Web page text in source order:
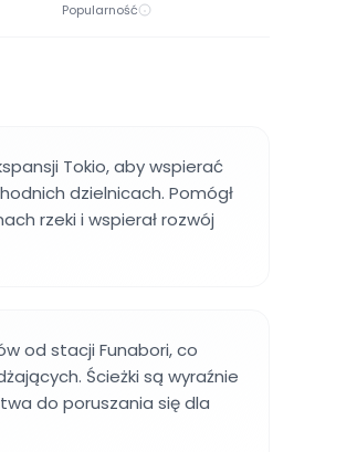
Popularność
Tokio, aby wspierać
dzielnicach. Pomógł
rzeki i wspierał rozwój
od stacji Funabori, co
Ścieżki są wyraźnie
do poruszania się dla